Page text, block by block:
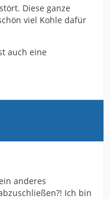
Diese ganze
viel Kohle dafür
auch eine
anderes
Ich bin